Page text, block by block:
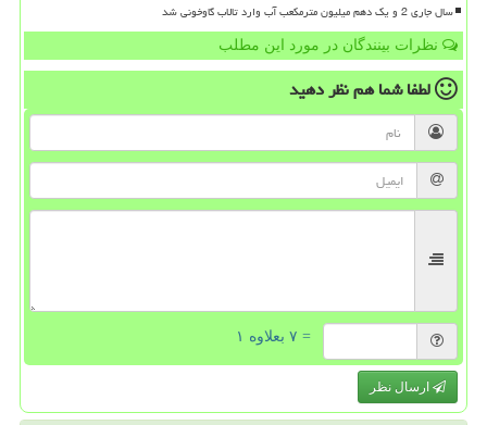
سال جاری 2 و یک دهم میلیون مترمکعب آب وارد تالاب گاوخونی شد
نظرات بینندگان در مورد این مطلب
لطفا شما همنظر دهید
= ۷ بعلاوه ۱
ارسال نظر